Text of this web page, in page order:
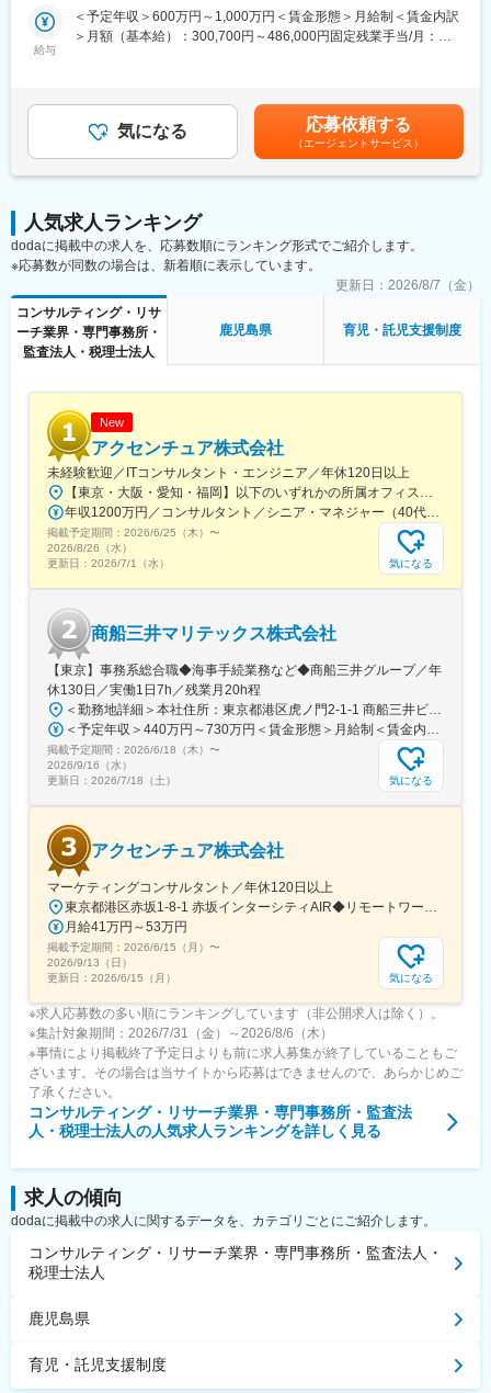
ナー）のポジションです。当社への”プロ人事”のご登録者数は
7000名を突破。支援企業も増加の一途を辿っています。
-顧客の経営 / 人事 / 現場など様々な関係者へヒアリングを行い、
事業推進上における課題を設定し、提案を行う
どを通じ、顧客接点を強化し課題をヒアリングします。そうした
日々の顧客接点から、クライアントの経営課題を特定し解決に向
けたコンサルティング提案書を作成・提案します。
様々な人事課題に対して、即戦力となるフリーランス/複業会社員/
顧問などのプロフェッショナルとともに、パートナーとして課題
解決を目指していくポジションです。
いため、顧客課題に深く入り込むこみながら多角的な顧客支援が
できます。
◎サービス拡大余地のある国内市場の拡大を担う最前線に身を置
けます！
少子高齢化による人手不足やデジタル人材不足、ジョブ型雇用へ
の流れが加速する現在において、人事的課題の多種多様化が進
み、企業は自社内リソースだけでは課題解決ができなくなってき
ットのダイナミクスを肌で感じられるポジションです。
■働き方
全国からフルリモートで就業可能で、全国各地の顧客を支援でき
ます。実際に、北海道在住の社員も複数名おり、成果とプライベ
ートを両立。ライフスタイルや生活環境に合わせて働き方を選択
しながら、モチベーション高く働いています。
変更の範囲：会社の定める業務
給与
＜予定年収＞600万円～1,000万円＜賃金形態＞月給制＜賃金内訳
＞月額（基本給）：300,700円～486,000円固定残業手当/月：
賞与・インセンティブ：それぞれ年2回支給※個人業績や会社業績
によって変動賃金はあくまでも目安の金額であり、選考を通じて
上下する可能性があります。月給(月額)は固定手当を含めた表記で
す。
気になる 応募依頼する
（エージェントサービス）
人気求人ランキング
dodaに掲載中の求人を、応募数順にランキング形式でご紹介します。
※応募数が同数の場合は、新着順に表示しています。
更新日： 2026/8/7（金）
コンサルティング・リサ
ーチ業界・専門事務所・
監査法人・税理士法人
鹿児島県 育児・託児支援制度
New
アクセンチュア株式会社
未経験歓迎／ITコンサルタント・エンジニア／年休120日以上
【東京・大阪・愛知・福岡】以下のいずれかの所属オフィスもしくは各エリアのプロジェクト先 所属オフィス：■赤坂インターシティ■関西オフィス■アクセンチュア・アドバンスト・テクノロジーセンター名古屋■福岡オフィス※詳細は勤務地一覧よりご覧いただけます。※所属オフィスを問わずプロジェクトにより、国内出張、海外出張の可能性があります【魅力ポイント│世界の知恵を活用】世界中のベストプラクティスがデータベースに集約されており、数多くの事例や社員の知恵を活用できます。日本では前例のない案件でも、世界各国の社員からオンライン・オフライン（海外出張）問わず、気軽にアドバイスを受けることができます。★ この求人のPOINT ★￣￣V￣￣￣￣￣￣￣￣￣＃世界約78万人規模の大手基盤で安定性◎若手から裁量大きく挑戦・成長できる環境＃土日祝休／連続5日以上の休暇取得も可能！／フルフレックス（コアタイムなし）＃コンサル・IT未経験者向けの手厚い研修◎／メンター制度もあるため安心してチャレンジOK！
年収1200万円／コンサルタント／シニア・マネジャー（40代） 年収1000万円／テクノロジーアーキテクト（30代）
掲載予定期間： 2026/6/25（木） 〜
2026/8/26（水）
更新日： 2026/7/1（水） 気になる
商船三井マリテックス株式会社
【東京】事務系総合職◆海事手続業務など◆商船三井グループ／年
休130日／実働1日7h／残業月20h程
＜勤務地詳細＞本社住所：東京都港区虎ノ門2-1-1 商船三井ビル勤務地最寄駅：東京メトロ銀座線／虎ノ門駅受動喫煙対策：屋内全面禁煙変更の範囲：会社の定める事業所
＜予定年収＞440万円～730万円＜賃金形態＞月給制＜賃金内訳＞月額（基本給）：291,800円～487,000円＜月給＞291,800円～487,000円＜昇給有無＞有＜残業手当＞有＜給与補足＞※上記想定年収には賞与3ヶ月分を含みます。金額は目安の金額であり、これまでのご経験・スキル・現年収等を総合的に考慮し決定いたします。■昇給：年1回■賞与：3ヶ月分（前年度実績）賃金はあくまでも目安の金額であり、選考を通じて上下する可能性があります。月給(月額)は固定手当を含めた表記です。
掲載予定期間： 2026/6/18（木） 〜
2026/9/16（水）
更新日： 2026/7/18（土） 気になる
アクセンチュア株式会社
マーケティングコンサルタント／年休120日以上
東京都港区赤坂1-8-1 赤坂インターシティAIR◆リモートワーク相談可◆当面転勤なし＜アクセス＞東京メトロ銀座線、南北線「溜池山王駅」直結東京メトロ千代田線、丸ノ内線「国会議事堂前駅」直結※変更の範囲：会社の定める事業所※受動喫煙対策：屋内全面禁煙◆ この求人のPOINT ◆￣￣V￣￣￣￣￣￣￣￣￣＃世界約78万人規模の大手基盤で安定性◎裁量大きく挑戦・成長できる環境＃土日祝休／連続5日以上の休暇取得も可能！／フルフレックス（コアタイムなし）＃各国から集結したノウハウを活用して、国内の先駆けとなる提案もできる
月給41万円～53万円
掲載予定期間： 2026/6/15（月） 〜
2026/9/13（日）
更新日： 2026/6/15（月） 気になる
※求人応募数の多い順にランキングしています（非公開求人は除く）。
※集計対象期間：2026/7/31（金）～2026/8/6（木）
※事情により掲載終了予定日よりも前に求人募集が終了していることもご
ざいます。その場合は当サイトから応募はできませんので、あらかじめご
了承ください。
コンサルティング・リサーチ業界・専門事務所・監査法
人・税理士法人の人気求人ランキングを詳しく見る
求人の傾向
dodaに掲載中の求人に関するデータを、カテゴリごとにご紹介します。
コンサルティング・リサーチ業界・専門事務所・監査法人・
税理士法人
鹿児島県
育児・託児支援制度